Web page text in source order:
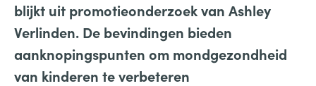
blijkt uit promotieonderzoek van Ashley
Verlinden. De bevindingen bieden
aanknopingspunten om mondgezondheid
van kinderen te verbeteren